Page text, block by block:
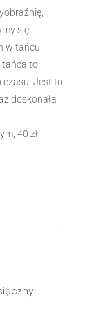
się
w tańcu
tańca to
czasu. Jest to
doskonała
40 zł